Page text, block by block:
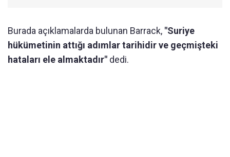
Burada açıklamalarda bulunan Barrack, "Suriye
hükümetinin attığı adımlar tarihidir ve geçmişteki
hataları ele almaktadır" dedi.